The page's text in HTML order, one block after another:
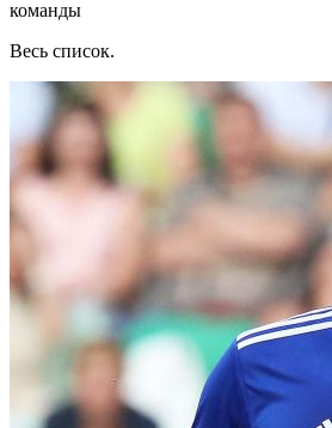
команды
Весь список.